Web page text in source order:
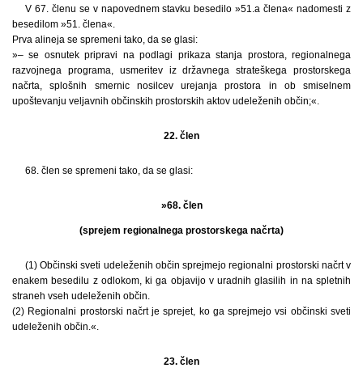
V 67. členu se v napovednem stavku besedilo »51.a člena« nadomesti z
besedilom »51. člena«.
Prva alineja se spremeni tako, da se glasi:
»– se osnutek pripravi na podlagi prikaza stanja prostora, regionalnega
razvojnega programa, usmeritev iz državnega strateškega prostorskega
načrta, splošnih smernic nosilcev urejanja prostora in ob smiselnem
upoštevanju veljavnih občinskih prostorskih aktov udeleženih občin;«.
22. člen
68. člen se spremeni tako, da se glasi:
»68. člen
(sprejem regionalnega prostorskega načrta)
(1) Občinski sveti udeleženih občin sprejmejo regionalni prostorski načrt v
enakem besedilu z odlokom, ki ga objavijo v uradnih glasilih in na spletnih
straneh vseh udeleženih občin.
(2) Regionalni prostorski načrt je sprejet, ko ga sprejmejo vsi občinski sveti
udeleženih občin.«.
23. člen